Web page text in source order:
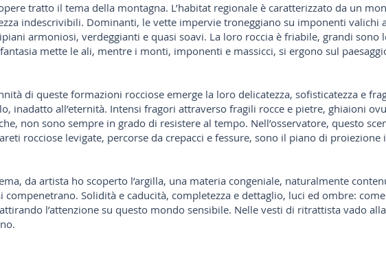
tratto il tema della montagna. L’habitat regionale è caratterizzato da un
indescrivibili. Dominanti, le vette impervie troneggiano su imponenti valichi
armoniosi, verdeggianti e quasi soavi. La loro roccia è friabile, grandi sono
mette le ali, mentre i monti, imponenti e massicci, si ergono sul
di queste formazioni rocciose emerge la loro delicatezza, sofisticatezza e
inadatto all’eternità. Intensi fragori attraverso fragili rocce e pietre, ghiaioni
non sono sempre in grado di resistere al tempo. Nell’osservatore, questo
rocciose levigate, percorse da crepacci e fessure, sono il piano di
da artista ho scoperto l’argilla, una materia congeniale, naturalmente
Solidità e caducità, completezza e dettaglio, luci ed ombre:
l’attenzione su questo mondo sensibile. Nelle vesti di ritrattista vado